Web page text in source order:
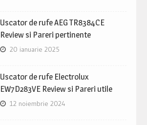
Uscator de rufe AEG TR8384CE
Review si Pareri pertinente
20 ianuarie 2025
Uscator de rufe Electrolux
EW7D283VE Review si Pareri utile
12 noiembrie 2024